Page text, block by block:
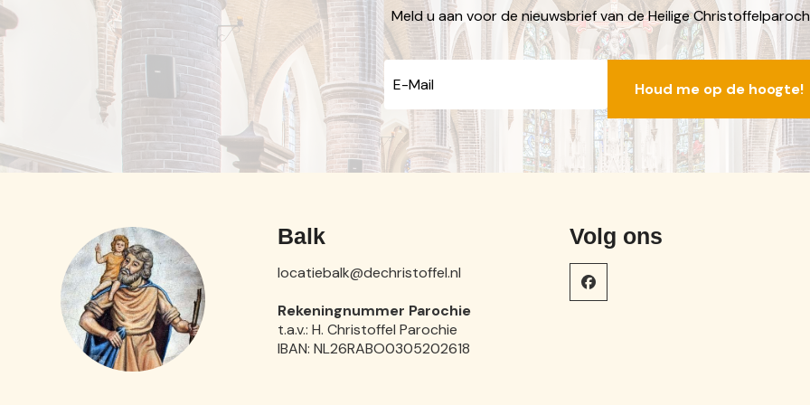
Meld u aan voor de nieuwsbrief van de Heilige
Balk
locatiebalk@dechristoffel.nl
Rekeningnummer Parochie
t.a.v.: H. Christoffel Parochie
IBAN: NL26RABO0305202618
Volg ons